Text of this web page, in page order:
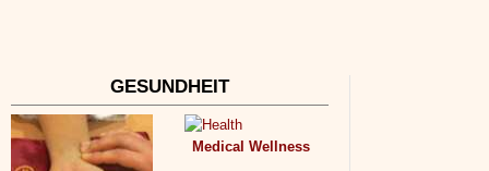
GESUNDHEIT
Medical Wellness